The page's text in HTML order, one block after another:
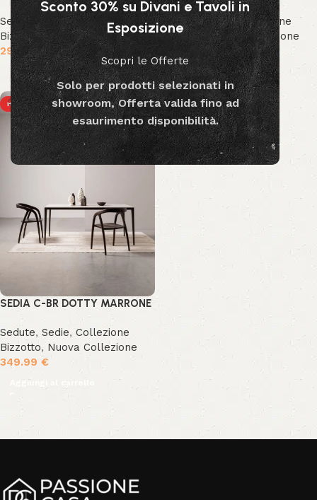
Sconto 30% su Divani e Tavoli in
Esposizione
Scopri le Offerte
Solo per prodotti selezionati in
showroom, Offerta valida fino ad
esaurimento disponibilità.
Sedute ,Sedie,Collezione
Bizzotto,
Nuova Collezione
299.00€
Aggiungi al carrello
Sedute ,Sedie,Collezione
Bizzotto,
Nuova Collezione
299.00 €
Aggiungi al carrello
HOT
SEDIA C-BR DOTTY MARRONE
Sedute, Sedie, Collezione
Bizzotto, Nuova Collezione
349.99 €
Aggiungi al carrello